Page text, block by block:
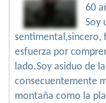
60
Soy
sentimental,sincero,
esfuerza por
lado.Soy asiduo de
consecuentemente
montaña como la